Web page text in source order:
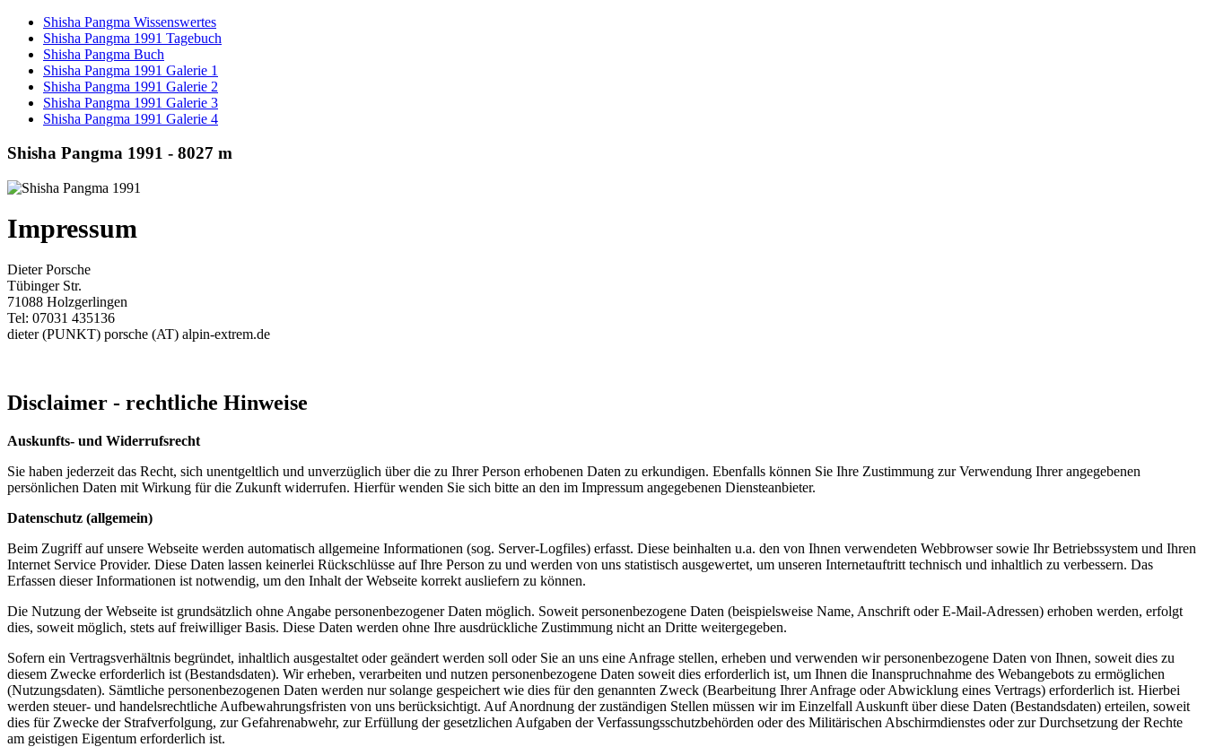
Shisha Pangma Wissenswertes
Shisha Pangma 1991 Tagebuch
Shisha Pangma Buch
Shisha Pangma 1991 Galerie 1
Shisha Pangma 1991 Galerie 2
Shisha Pangma 1991 Galerie 3
Shisha Pangma 1991 Galerie 4
Shisha Pangma 1991 - 8027 m
Impressum
Dieter Porsche
Tübinger Str.
71088 Holzgerlingen
Tel: 07031 435136
dieter (PUNKT) porsche (AT) alpin-extrem.de
Disclaimer - rechtliche Hinweise
Auskunfts- und Widerrufsrecht
Sie haben jederzeit das Recht, sich unentgeltlich und unverzüglich über die zu Ihrer Person erhobenen Daten zu erkundigen. Ebenfalls können Sie Ihre Zustimmung zur Verwendung Ihrer angegebenen
persönlichen Daten mit Wirkung für die Zukunft widerrufen. Hierfür wenden Sie sich bitte an den im Impressum angegebenen Diensteanbieter.
Datenschutz (allgemein)
Beim Zugriff auf unsere Webseite werden automatisch allgemeine Informationen (sog. Server-Logfiles) erfasst. Diese beinhalten u.a. den von Ihnen verwendeten Webbrowser sowie Ihr Betriebssystem und Ihren
Internet Service Provider. Diese Daten lassen keinerlei Rückschlüsse auf Ihre Person zu und werden von uns statistisch ausgewertet, um unseren Internetauftritt technisch und inhaltlich zu verbessern. Das
Erfassen dieser Informationen ist notwendig, um den Inhalt der Webseite korrekt ausliefern zu können.
Die Nutzung der Webseite ist grundsätzlich ohne Angabe personenbezogener Daten möglich. Soweit personenbezogene Daten (beispielsweise Name, Anschrift oder E-Mail-Adressen) erhoben werden, erfolgt
dies, soweit möglich, stets auf freiwilliger Basis. Diese Daten werden ohne Ihre ausdrückliche Zustimmung nicht an Dritte weitergegeben.
Sofern ein Vertragsverhältnis begründet, inhaltlich ausgestaltet oder geändert werden soll oder Sie an uns eine Anfrage stellen, erheben und verwenden wir personenbezogene Daten von Ihnen, soweit dies zu
diesem Zwecke erforderlich ist (Bestandsdaten). Wir erheben, verarbeiten und nutzen personenbezogene Daten soweit dies erforderlich ist, um Ihnen die Inanspruchnahme des Webangebots zu ermöglichen
(Nutzungsdaten). Sämtliche personenbezogenen Daten werden nur solange gespeichert wie dies für den genannten Zweck (Bearbeitung Ihrer Anfrage oder Abwicklung eines Vertrags) erforderlich ist. Hierbei
werden steuer- und handelsrechtliche Aufbewahrungsfristen von uns berücksichtigt. Auf Anordnung der zuständigen Stellen müssen wir im Einzelfall Auskunft über diese Daten (Bestandsdaten) erteilen, soweit
dies für Zwecke der Strafverfolgung, zur Gefahrenabwehr, zur Erfüllung der gesetzlichen Aufgaben der Verfassungsschutzbehörden oder des Militärischen Abschirmdienstes oder zur Durchsetzung der Rechte
am geistigen Eigentum erforderlich ist.